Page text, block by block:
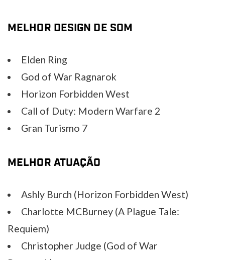
MELHOR DESIGN DE SOM
Elden Ring
God of War Ragnarok
Horizon Forbidden West
Call of Duty: Modern Warfare 2
Gran Turismo 7
MELHOR ATUAÇÃO
Ashly Burch (Horizon Forbidden West)
Charlotte MCBurney (A Plague Tale:
Requiem)
Christopher Judge (God of War